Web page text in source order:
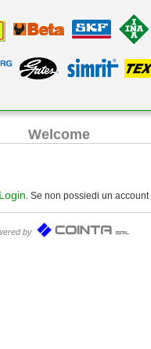
Welcome
Login. Se non possiedi un account
by